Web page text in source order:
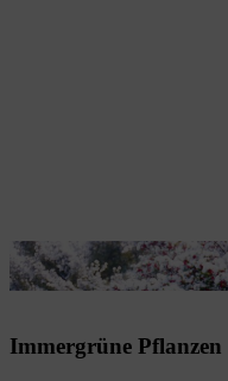
Immergrüne Pflanzen
Immergrüne Pflanzen